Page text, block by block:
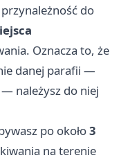
do
Oznacza to, że
danej parafii —
należysz do niej
po około3
na terenie